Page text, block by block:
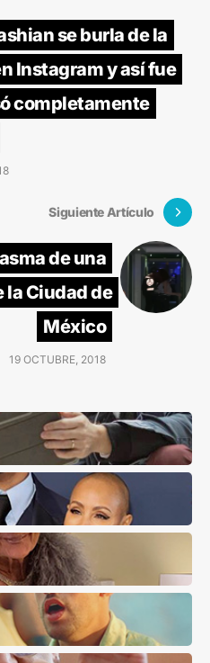
se burla de la
Instagram y así fue
completamente
Siguiente Artículo
de una
la Ciudad de
México
19 OCTUBRE, 2018